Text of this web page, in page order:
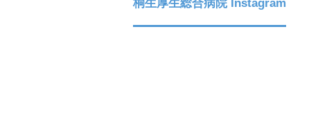
桐生厚生総合病院 Instagram